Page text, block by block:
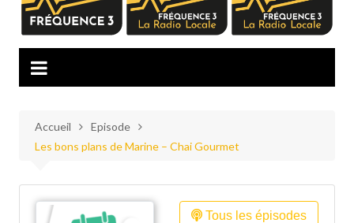
Accueil
Episode
Les bons plans de Marine – Chai Gourmet
Tous les épisodes